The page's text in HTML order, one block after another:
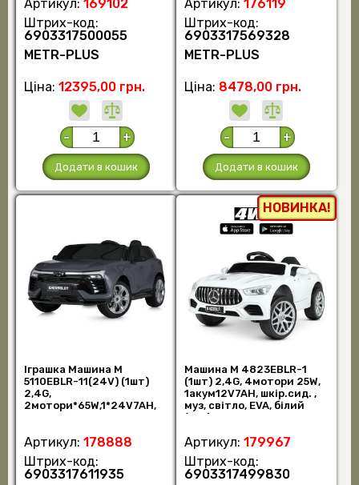
Артикул: 169102
Штрих-код:
6903317500055
METR-PLUS
Ціна: 12395,00 грн.
- +
Додати в кошик
Артикул: 176119
Штрих-код:
6903317569328
METR-PLUS
Ціна: 8478,00 грн.
- +
Додати в кошик
Іграшка Машина M
5110EBLR-11(24V) (1шт)
2,4G,
2мотори*65W,1*24V7AH,
Артикул: 178888
Штрих-код:
6903317611935
НОВИНКА!
Машина M 4823EBLR-1
(1шт) 2,4G, 4мотори 25W,
1акум12V7AH, шкір.сид. ,
муз, світло, EVA, білий
(шт.)
Артикул: 179967
Штрих-код:
6903317499830